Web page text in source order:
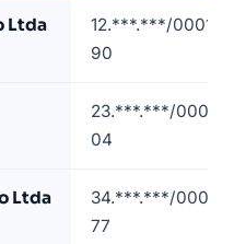
Ltda
12.***.***/0001-
90
23.***.***/0001-
04
Ltda
34.***.***/0001-
77